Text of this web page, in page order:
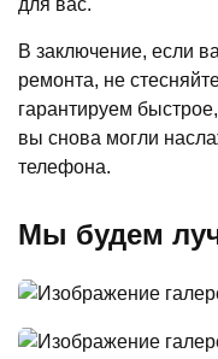
для вас.
В заключение, если
ремонта, не
гарантируем
вы снова могли
телефона.
Мы будем